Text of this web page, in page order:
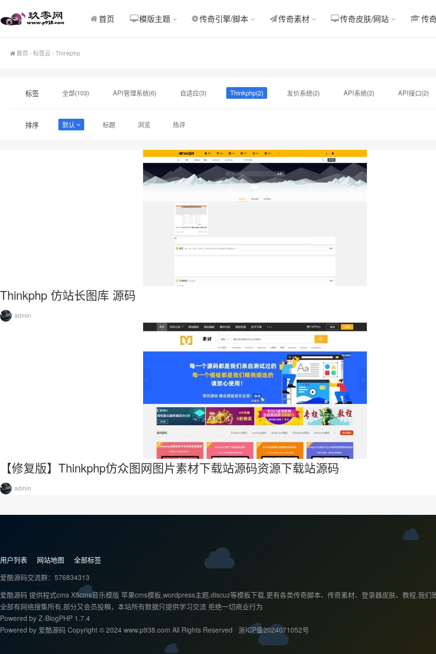
首页 模版主题 传奇引擎/脚本 传奇素材 传奇皮肤/网站 传
首页 -标签云- Thinkphp
标签 全部(103) API管理系统(6) 自适应(3) Thinkphp(2) 友价系统(2) API系统(2) API接口(2)
排序 默认 标题 浏览 热评
Thinkphp源码
Thinkphp 仿站长图库 源码
admin
Thinkphp源码
【修复版】Thinkphp仿众图网图片素材下载站源码资源下载站源码
admin
用户列表 网站地图
全部标签
爱酷源码交流群：576834313
爱酷源码 提供程式cms X5cms音乐模版 苹果cms模板,wordpress主题,discuz等模板下载,更有各类传奇脚本、传奇素材、登录器皮肤、教程,我
全部有网络搜集所有,部分又会员投稿，本站所有数据只提供学习交流 拒绝一切商业行为
Powered by Z-BlogPHP 1.7.4
Powered by 爱酷源码 Copyright © 2024 www.p938.com All Rights Reserved · 浙ICP备2024071052号